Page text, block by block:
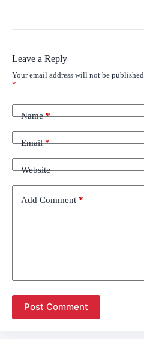
Leave a Reply
Your email address will not be published.
*
Name*
Email*
Website
Add Comment *
Post Comment